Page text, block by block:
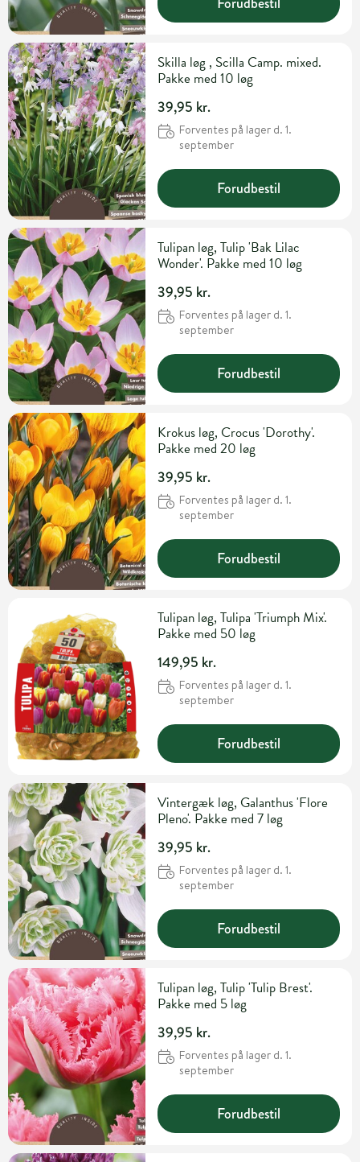
Skilla løg , Scilla Camp. mixed.
Pakke med 10 løg
39,95 kr.
Forventes på lager d. 1.
september
Forudbestil
Tulipan løg, Tulip 'Bak Lilac
Wonder'. Pakke med 10 løg
39,95 kr.
Forventes på lager d. 1.
september
Forudbestil
Krokus løg, Crocus 'Dorothy'.
Pakke med 20 løg
39,95 kr.
Forventes på lager d. 1.
september
Forudbestil
Tulipan løg, Tulipa 'Triumph Mix'.
Pakke med 50 løg
149,95 kr.
Forventes på lager d. 1.
september
Forudbestil
Vintergæk løg, Galanthus 'Flore
Pleno'. Pakke med 7 løg
39,95 kr.
Forventes på lager d. 1.
september
Forudbestil
Tulipan løg, Tulip 'Tulip Brest'.
Pakke med 5 løg
39,95 kr.
Forventes på lager d. 1.
september
Forudbestil